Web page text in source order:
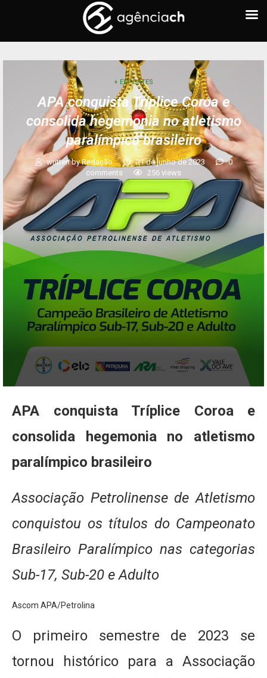
+ ESPORTES
APA conquista Tríplice Coroa e
consolida hegemonia no atletismo
paralímpico brasileiro
written byRedação 21 de junho de 2023
0
comments
256 views
APA conquista Tríplice Coroa e
consolida hegemonia no atletismo
paralímpico brasileiro
Associação Petrolinense de Atletismo
conquistou os títulos do Campeonato
Brasileiro Paralímpico nas categorias
Sub-17, Sub-20 e Adulto
Ascom APA/Petrolina
O primeiro semestre de 2023 se
tornou histórico para a Associação